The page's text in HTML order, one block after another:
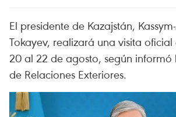
El presidente de Kazajstán,
Tokayev, realizará una visita
20 al 22 de agosto, según informó
de Relaciones Exteriores.